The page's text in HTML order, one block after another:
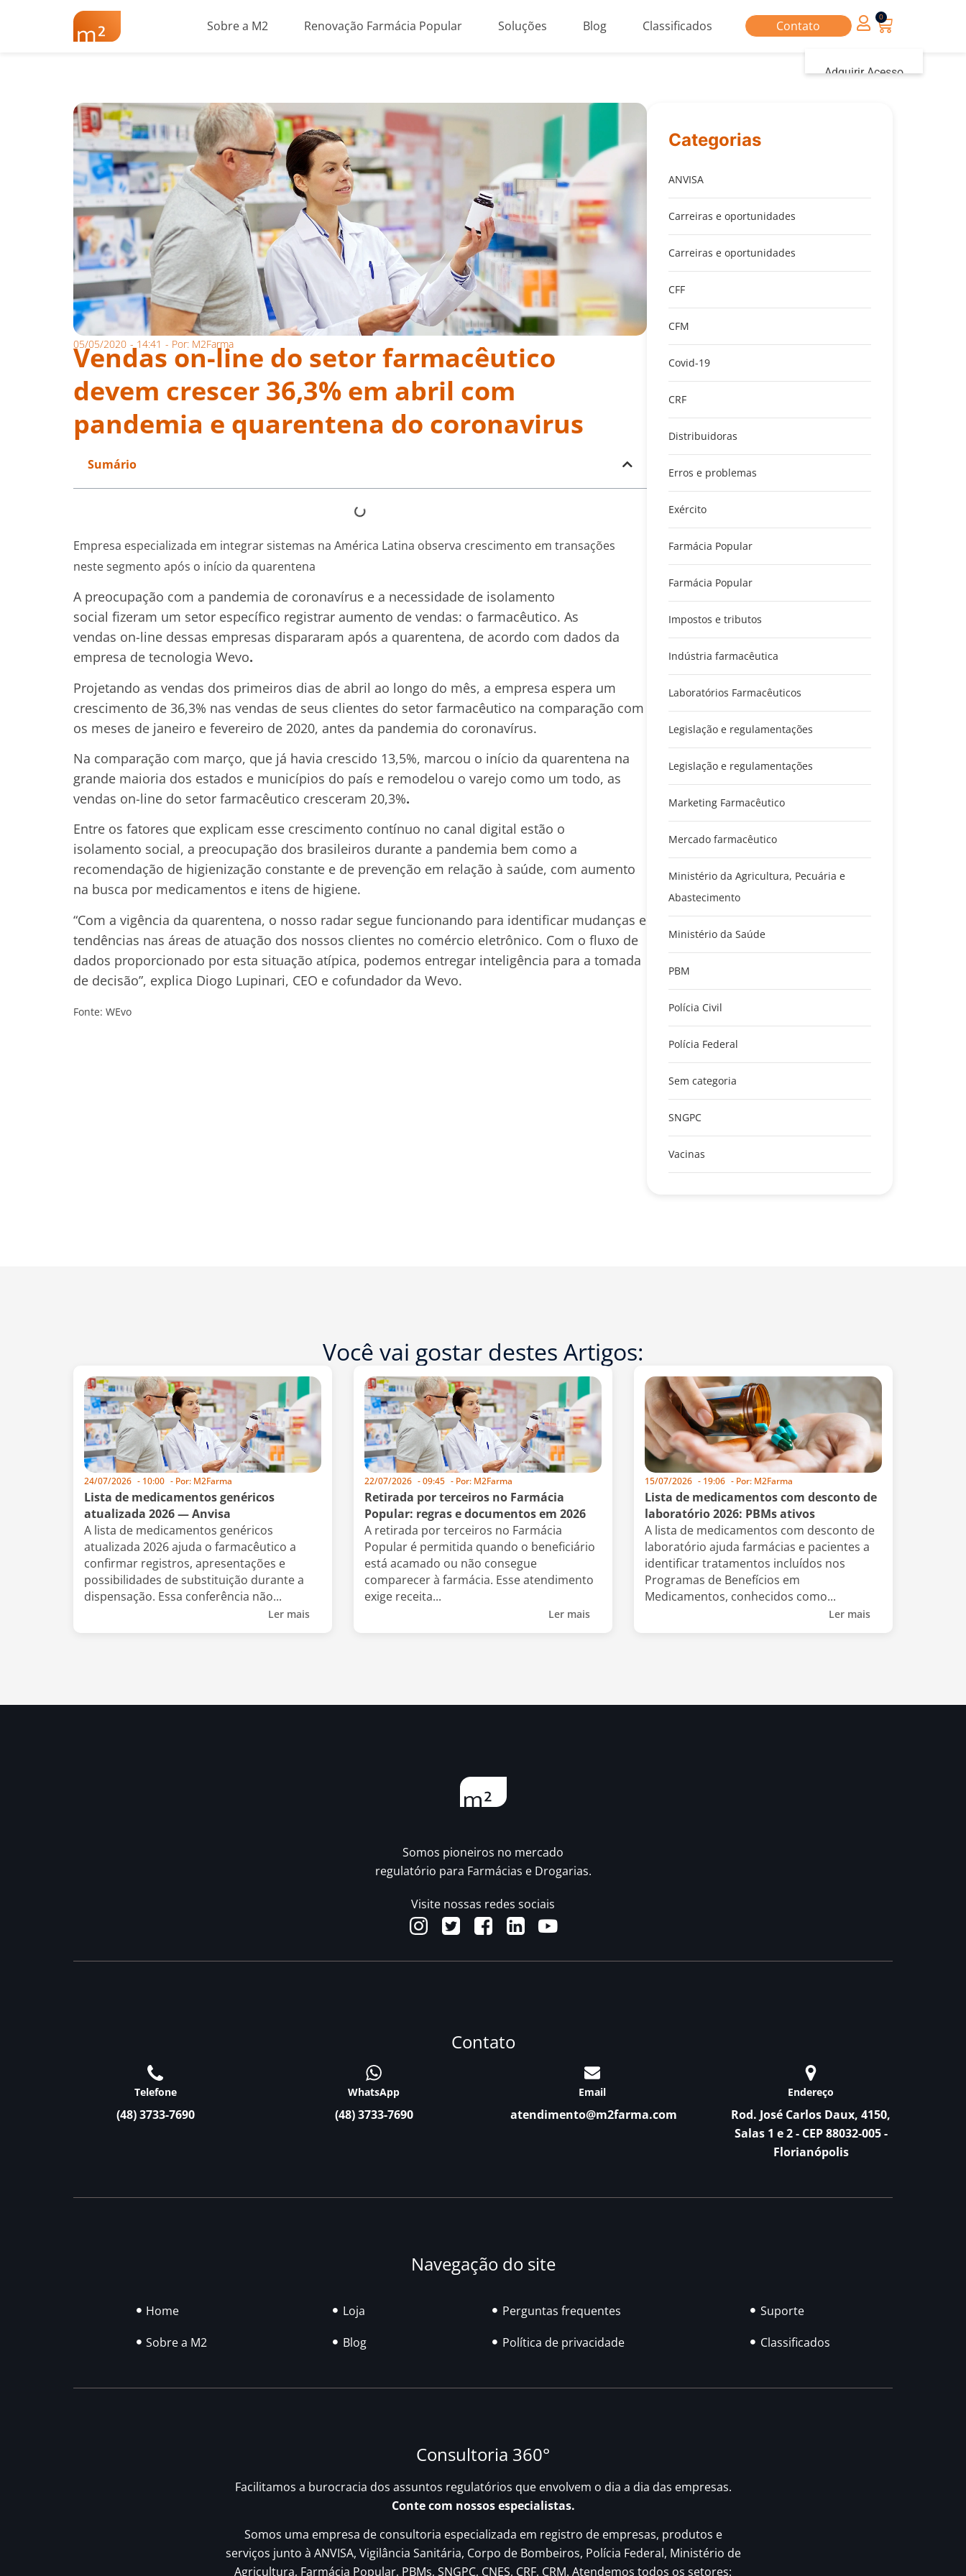
Sobre a M2 Renovação Farmácia Popular Soluções Blog Classificados Contato
Adquirir Acesso
0
05/05/2020 - 14:41 - Por: M2Farma
Vendas on-line do setor farmacêutico
devem crescer 36,3% em abril com
pandemia e quarentena do coronavirus
Sumário
Empresa especializada em integrar sistemas na América Latina observa crescimento em transações
neste segmento após o início da quarentena
A preocupação com a pandemia de coronavírus e a necessidade de isolamento
social fizeram um setor específico registrar aumento de vendas: o farmacêutico. As
vendas on-line dessas empresas dispararam após a quarentena, de acordo com dados da
empresa de tecnologia Wevo.
Projetando as vendas dos primeiros dias de abril ao longo do mês, a empresa espera um
crescimento de 36,3% nas vendas de seus clientes do setor farmacêutico na comparação com
os meses de janeiro e fevereiro de 2020, antes da pandemia do coronavírus.
Na comparação com março, que já havia crescido 13,5%, marcou o início da quarentena na
grande maioria dos estados e municípios do país e remodelou o varejo como um todo, as
vendas on-line do setor farmacêutico cresceram 20,3%.
Entre os fatores que explicam esse crescimento contínuo no canal digital estão o
isolamento social, a preocupação dos brasileiros durante a pandemia bem como a
recomendação de higienização constante e de prevenção em relação à saúde, com aumento
na busca por medicamentos e itens de higiene.
“Com a vigência da quarentena, o nosso radar segue funcionando para identificar mudanças e
tendências nas áreas de atuação dos nossos clientes no comércio eletrônico. Com o fluxo de
dados proporcionado por esta situação atípica, podemos entregar inteligência para a tomada
de decisão”, explica Diogo Lupinari, CEO e cofundador da Wevo.
Fonte: WEvo
Categorias
ANVISA
Carreiras e oportunidades
Carreiras e oportunidades
CFF
CFM
Covid-19
CRF
Distribuidoras
Erros e problemas
Exército
Farmácia Popular
Farmácia Popular
Impostos e tributos
Indústria farmacêutica
Laboratórios Farmacêuticos
Legislação e regulamentações
Legislação e regulamentações
Marketing Farmacêutico
Mercado farmacêutico
Ministério da Agricultura, Pecuária e
Abastecimento
Ministério da Saúde
PBM
Polícia Civil
Polícia Federal
Sem categoria
SNGPC
Vacinas
Você vai gostar destes Artigos:
24/07/2026 - 10:00 - Por: M2Farma
Lista de medicamentos genéricos
atualizada 2026 — Anvisa
A lista de medicamentos genéricos
atualizada 2026 ajuda o farmacêutico a
confirmar registros, apresentações e
possibilidades de substituição durante a
dispensação. Essa conferência não...
Ler mais
22/07/2026 -09:45 - Por: M2Farma
Retirada por terceiros no Farmácia
Popular: regras e documentos em 2026
A retirada por terceiros no Farmácia
Popular é permitida quando o beneficiário
está acamado ou não consegue
comparecer à farmácia. Esse atendimento
exige receita...
Ler mais
15/07/2026 - 19:06 - Por: M2Farma
Lista de medicamentos com desconto de
laboratório 2026: PBMs ativos
A lista de medicamentos com desconto de
laboratório ajuda farmácias e pacientes a
identificar tratamentos incluídos nos
Programas de Benefícios em
Medicamentos, conhecidos como...
Ler mais
Somos pioneiros no mercado
regulatório para Farmácias e Drogarias.
Visite nossas redes sociais
Contato
Telefone
(48) 3733-7690
WhatsApp
(48) 3733-7690
Email
atendimento@m2farma.com
Endereço
Rod. José Carlos Daux, 4150,
Salas 1 e 2 - CEP 88032-005 -
Florianópolis
Navegação do site
Home
Sobre a M2
Loja
Blog
Perguntas frequentes
Política de privacidade
Suporte
Classificados
Consultoria 360°
Facilitamos a burocracia dos assuntos regulatórios que envolvem o dia a dia das empresas.
Conte com nossos especialistas.
Somos uma empresa de consultoria especializada em registro de empresas, produtos e
serviços junto à ANVISA, Vigilância Sanitária, Corpo de Bombeiros, Polícia Federal, Ministério de
Agricultura, Farmácia Popular, PBMs, SNGPC, CNES, CRF, CRM. Atendemos todos os setores: